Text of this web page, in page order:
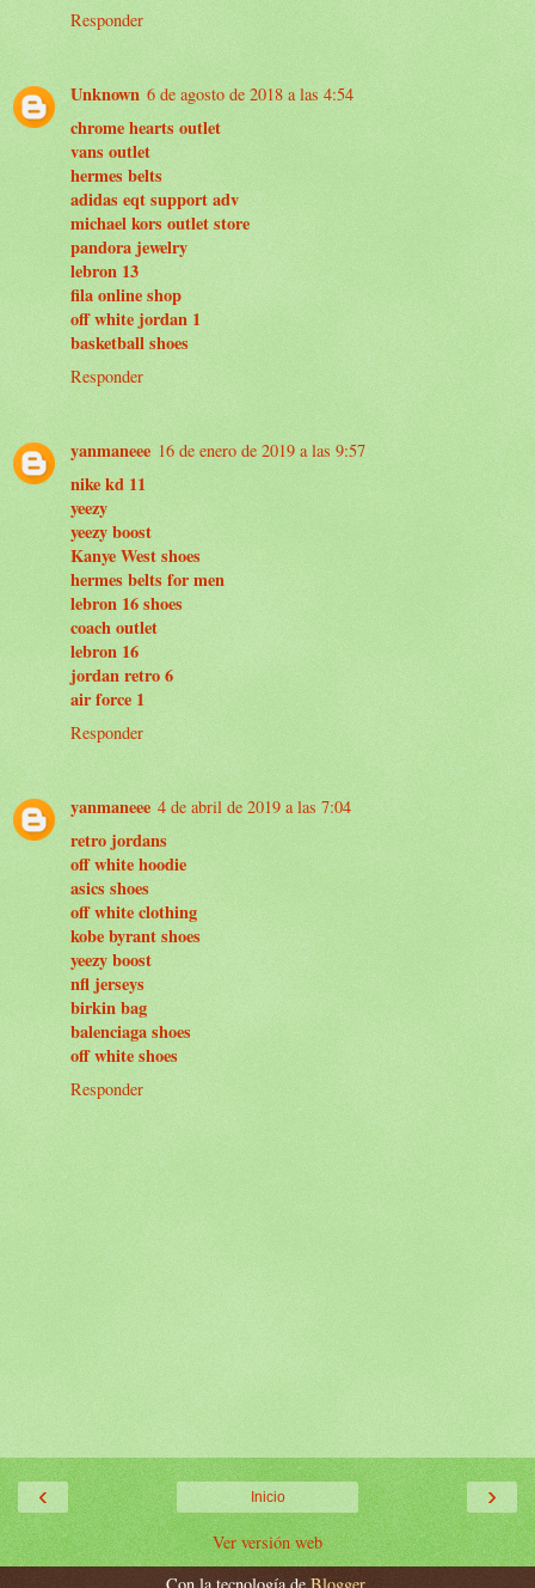
Responder
Unknown 6 de agosto de 2018 a las 4:54
chrome hearts outlet
vans outlet
hermes belts
adidas eqt support adv
michael kors outlet store
pandora jewelry
lebron 13
fila online shop
off white jordan 1
basketball shoes
Responder
yanmaneee 16 de enero de 2019 a las 9:57
nike kd 11
yeezy
yeezy boost
Kanye West shoes
hermes belts for men
lebron 16 shoes
coach outlet
lebron 16
jordan retro 6
air force 1
Responder
yanmaneee 4 de abril de 2019 a las 7:04
retro jordans
off white hoodie
asics shoes
off white clothing
kobe byrant shoes
yeezy boost
nfl jerseys
birkin bag
balenciaga shoes
off white shoes
Responder
‹ ›
Inicio
Ver versión web